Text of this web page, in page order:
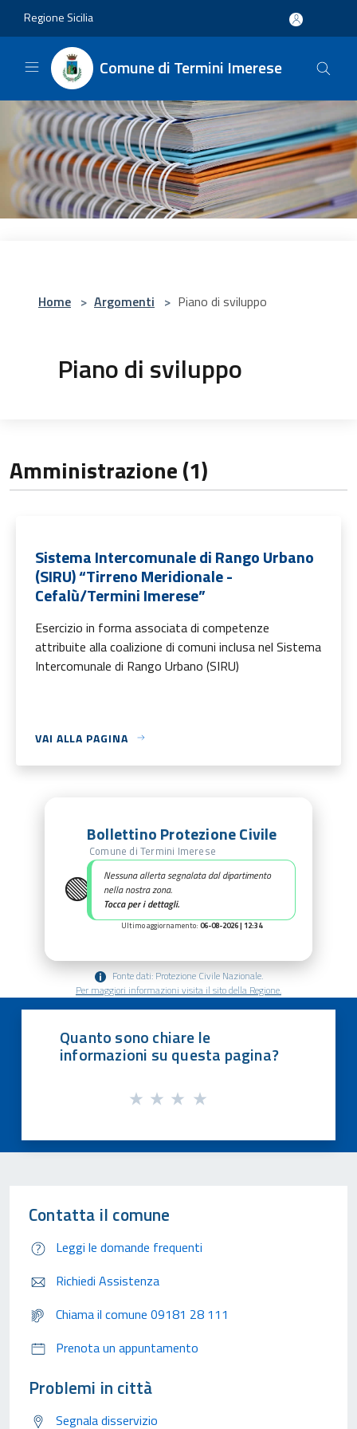
Regione Sicilia
Comune di Termini Imerese
Home > Argomenti > Piano di sviluppo
Piano di sviluppo
Amministrazione (1)
Sistema Intercomunale di Rango Urbano
(SIRU) “Tirreno Meridionale -
Cefalù/Termini Imerese”
Esercizio in forma associata di competenze
attribuite alla coalizione di comuni inclusa nel Sistema
Intercomunale di Rango Urbano (SIRU)
VAI ALLA PAGINA
🟢
Bollettino Protezione Civile
Comune di Termini Imerese
Nessuna allerta segnalata dal dipartimento
nella nostra zona.
Tocca per i dettagli.
Ultimo aggiornamento: 06-08-2026 | 12:34
Fonte dati: Protezione Civile Nazionale.
Per maggiori informazioni visita il sito della Regione.
Quanto sono chiare le
informazioni su questa pagina?
Contatta il comune
Leggi le domande frequenti
Richiedi Assistenza
Chiama il comune 09181 28 111
Prenota un appuntamento
Problemi in città
Segnala disservizio